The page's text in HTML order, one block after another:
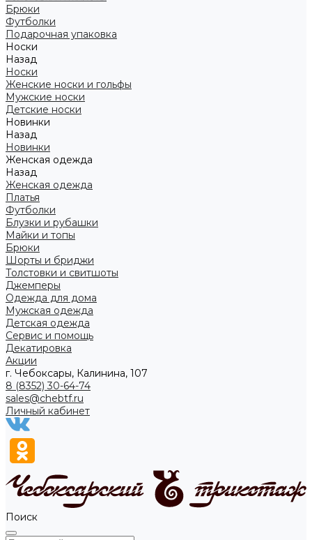
Брюки
Футболки
Подарочная упаковка
Носки
Назад
Носки
Женские носки и гольфы
Мужские носки
Детские носки
Новинки
Назад
Новинки
Женская одежда
Назад
Женская одежда
Платья
Футболки
Блузки и рубашки
Майки и топы
Брюки
Шорты и бриджи
Толстовки и свитшоты
Джемперы
Одежда для дома
Мужская одежда
Детская одежда
Сервис и помощь
Декатировка
Акции
г. Чебоксары, Калинина, 107
8 (8352) 30-64-74
sales@chebtf.ru
Личный кабинет
Поиск